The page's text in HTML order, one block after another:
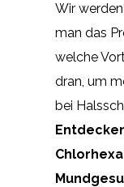
Wir
man das
welche
dran, um
bei